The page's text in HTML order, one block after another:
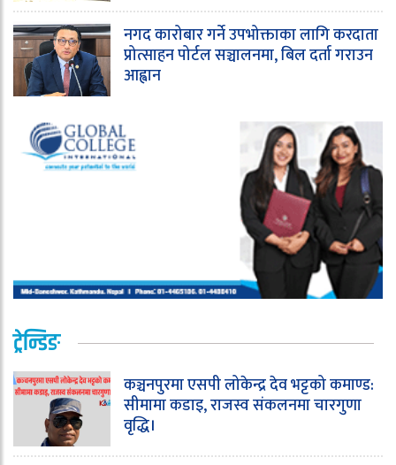
नगद कारोबार गर्ने उपभोक्ताका लागि करदाता
प्रोत्साहन पोर्टल सञ्चालनमा, बिल दर्ता गराउन
आह्वान
ट्रेन्डिङ
कञ्चनपुरमा एसपी लोकेन्द्र देव भट्टको कमाण्ड:
सीमामा कडाइ, राजस्व संकलनमा चारगुणा
वृद्धि।